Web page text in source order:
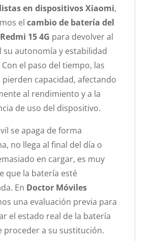
en dispositivos Xiaomi,
el cambio de batería del
15 4G para devolver al
su autonomía y estabilidad
el paso del tiempo, las
pierden capacidad, afectando
al rendimiento y a la
de uso del dispositivo.
se apaga de forma
no llega al final del día o
en cargar, es muy
que la batería esté
En Doctor Móviles
una evaluación previa para
el estado real de la batería
proceder a su sustitución.